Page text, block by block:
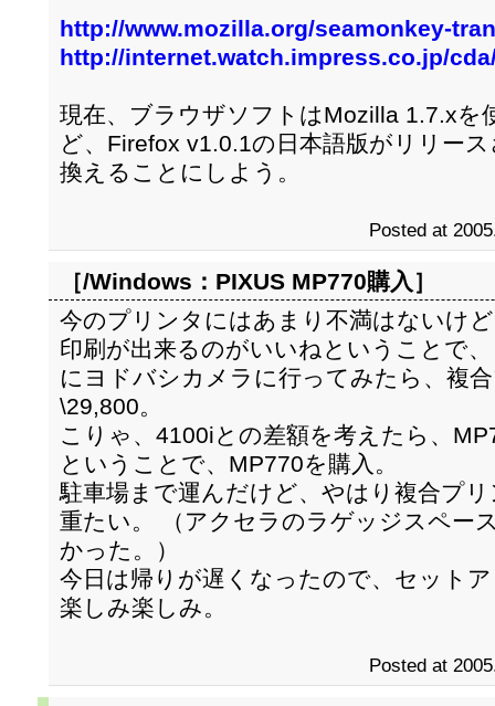
http://www.mozilla.org/seamonkey-
http://internet.watch.impress.co.jp/
現在、ブラウザソフトはMozilla 1.7.xを
ど、Firefox v1.0.1の日本語版がリリー
換えることにしよう。
Posted at
［/Windows： PIXUS MP770購入 ］
今のプリンタにはあまり不満はないけ
印刷が出来るのがいいねということで
にヨドバシカメラに行ってみたら、複
\29,800。
こりゃ、4100iとの差額を考えたら、
ということで、MP770を購入。
駐車場まで運んだけど、やはり複合プ
重たい。 （アクセラのラゲッジスペー
かった。）
今日は帰りが遅くなったので、セット
楽しみ楽しみ。
Posted at